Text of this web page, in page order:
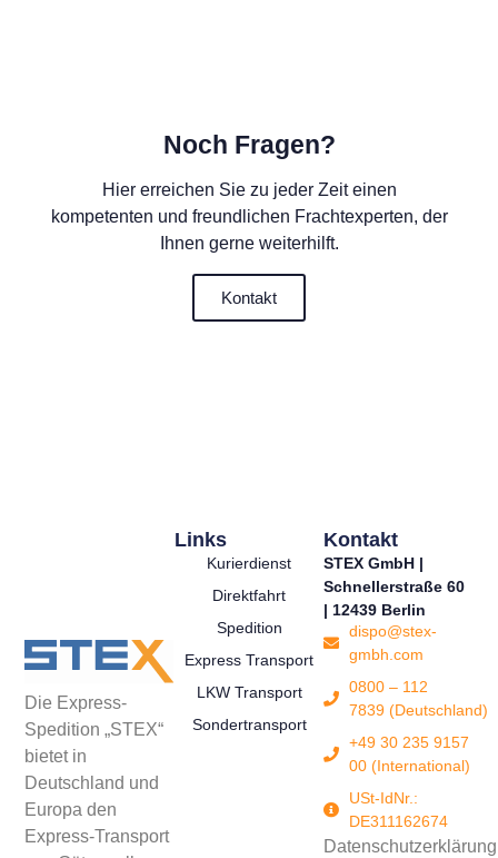
Noch Fragen?
Hier erreichen Sie zu jeder Zeit einen
kompetenten und freundlichen Frachtexperten, der
Ihnen gerne weiterhilft.
Kontakt
Die Express-
Spedition „STEX“
bietet in
Deutschland und
Europa den
Express-Transport
Links
Kurierdienst
Direktfahrt
Spedition
Express Transport
LKW Transport
Sondertransport
Kontakt
STEX GmbH |
Schnellerstraße 60
| 12439 Berlin
dispo@stex-
gmbh.com
0800 – 112
7839 (Deutschland)
+49 30 235 9157
00 (International)
USt-IdNr.:
DE311162674
Datenschutzerklärung